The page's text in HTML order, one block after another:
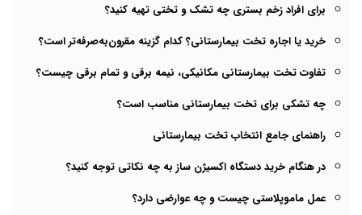
برای افراد زخم بستری چه تشک و تختی تهیه کنید؟
خرید یا اجاره تخت بیمارستانی؟ کدام گزینه مقرون‌به‌صرفه‌تر است؟
تفاوت تخت بیمارستانی مکانیکی، نیمه برقی و تمام برقی چیست؟
چه تشکی برای تخت بیمارستانی مناسب است؟
راهنمای جامع انتخاب تخت بیمارستانی
در هنگام خرید دستگاه اکسیژن ساز به چه نکاتی توجه کنید؟
عمل ماموپلاستی چیست و چه عوارضی دارد؟